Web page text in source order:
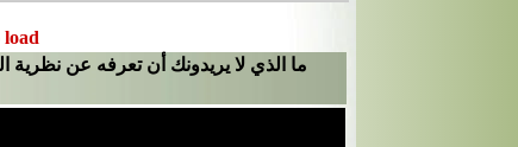
load
ما الذي لا يريدونك أن تعرفه عن